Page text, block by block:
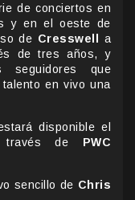
de conciertos en
y en el oeste de
de Cresswell
a
de tres años, y
seguidores que
en vivo una
disponible el
través de PWC
sencillo de Chris